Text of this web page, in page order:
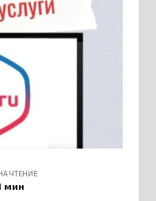
НА ЧТЕНИЕ
мин